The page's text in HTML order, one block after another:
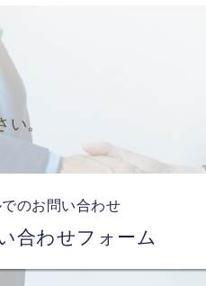
。
でのお問い合わせ
合わせフォーム